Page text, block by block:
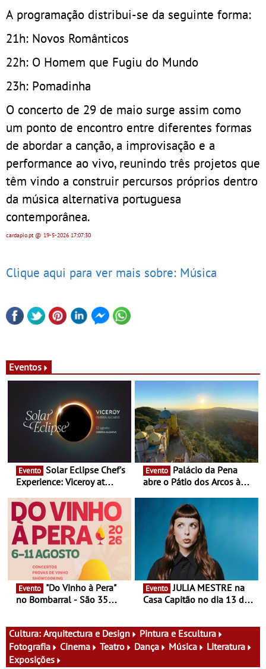
A programação distribui-se da seguinte forma:
21h: Novos Românticos
22h: O Homem que Fugiu do Mundo
23h: Pomadinha
O concerto de 29 de maio surge assim como
um ponto de encontro entre diferentes formas
de abordar a canção, a improvisação e a
performance ao vivo, reunindo três projetos que
têm vindo a construir percursos próprios dentro
da música alternativa portuguesa
contemporânea.
cardapio.pt@ 19-5-2026 17:07:30
Clique aqui para ver mais sobre: Música
Eventos
Evento
Experience: Viceroy at
Michelin para uma noite
exclusiva
Evento
abre o Pátio dos Arcos à
Evento
no Bombarral - São 35
experiências
Evento JULIA MESTRE na
Casa Capitão no dia 13 de
Cultura: Arquitectura e Design
Pintura e Escultura
Fotografia
Cinema Teatro Dança Música
Literatura
Exposições